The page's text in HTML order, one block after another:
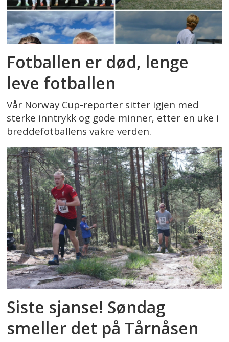
Fotballen er død, lenge
leve fotballen
Vår Norway Cup-reporter sitter igjen med
sterke inntrykk og gode minner, etter en uke i
breddefotballens vakre verden.
Siste sjanse! Søndag
smeller det på Tårnåsen